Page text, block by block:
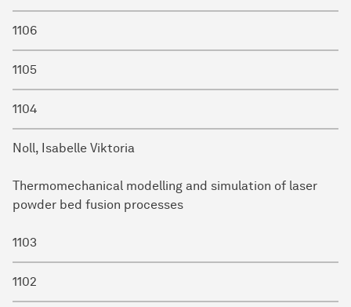
1106
1105
1104
Noll, Isabelle Viktoria
Thermomechanical modelling and simulation of laser
powder bed fusion processes
1103
1102